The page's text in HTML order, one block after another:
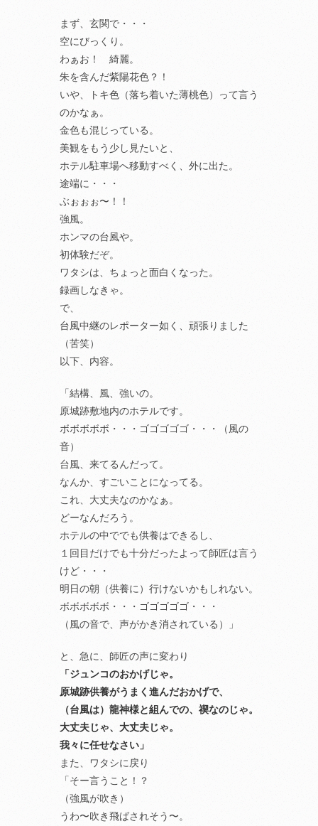
まず、玄関で・・・
空にびっくり。
わぁお！ 綺麗。
朱を含んだ紫陽花色？！
いや、トキ色（落ち着いた薄桃色）って言う
のかなぁ。
金色も混じっている。
美観をもう少し見たいと、
ホテル駐車場へ移動すべく、外に出た。
途端に・・・
ぶぉぉぉ〜！！
強風。
ホンマの台風や。
初体験だぞ。
ワタシは、ちょっと面白くなった。
録画しなきゃ。
で、
台風中継のレポーター如く、頑張りました
（苦笑）
以下、内容。
「結構、風、強いの。
原城跡敷地内のホテルです。
ボボボボボ・・・ゴゴゴゴゴ・・・（風の
音）
台風、来てるんだって。
なんか、すごいことになってる。
これ、大丈夫なのかなぁ。
どーなんだろう。
ホテルの中ででも供養はできるし、
１回目だけでも十分だったよって師匠は言う
けど・・・
明日の朝（供養に）行けないかもしれない。
ボボボボボ・・・ゴゴゴゴゴ・・・
（風の音で、声がかき消されている）」
と、急に、師匠の声に変わり
「ジュンコのおかげじゃ。
原城跡供養がうまく進んだおかげで、
（台風は）龍神様と組んでの、禊なのじゃ。
大丈夫じゃ、大丈夫じゃ。
我々に任せなさい」
また、ワタシに戻り
「そー言うこと！？
（強風が吹き）
うわ〜吹き飛ばされそう〜。